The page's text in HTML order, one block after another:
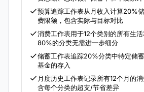
预算追踪工作表从月收入计算20%
费限额，包含实际与目标对比
消费工作表用于12个类别的所有生
80%的分类无需进一步细分
储蓄工作表追踪20%分类中特定储
基金的存入
月度历史工作表记录所有12个月的
含每个分类的超支/节省差异